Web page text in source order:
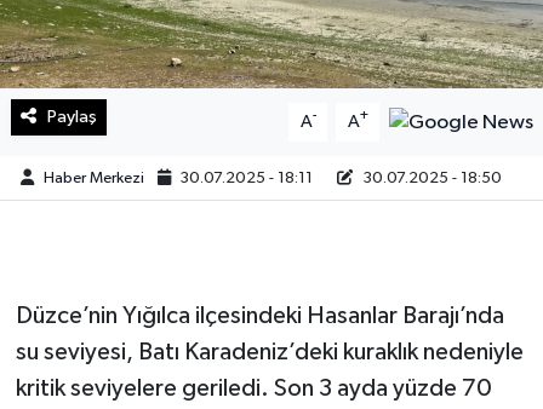
Paylaş A- A+
Haber Merkezi 30.07.2025 - 18:11 30.07.2025 - 18:50
Düzce’nin Yığılca ilçesindeki Hasanlar Barajı’nda
su seviyesi, Batı Karadeniz’deki kuraklık nedeniyle
kritik seviyelere geriledi. Son 3 ayda yüzde 70
Yaşam